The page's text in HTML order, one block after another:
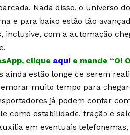
Nada disso, o universo
e para baixo estão tão
com a automação
clique aqui e mande “Oi
ainda estão longe de serem
muito tempo para
já podem contar
como estabilidade, tração e
em eventuais telefonemas,